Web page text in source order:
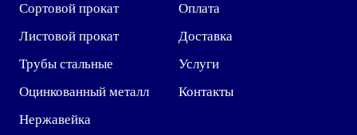
Сортовой прокат
Листовой прокат
Трубы стальные
Оцинкованный металл
Нержавейка
Оплата
Доставка
Услуги
Контакты